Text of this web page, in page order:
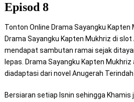
Episod 8
Tonton Online Drama Sayangku Kapten
Drama Sayangku Kapten Mukhriz di
mendapat sambutan ramai sejak
lepas. Drama Sayangku Kapten
diadaptasi dari novel Anugerah Terindah
Bersiaran setiap Isnin sehingga